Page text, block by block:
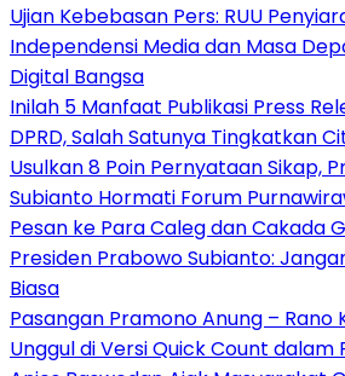
Ujian Kebebasan Pers: RUU
Independensi Media dan Masa
Digital Bangsa
Inilah 5 Manfaat Publikasi Press
DPRD, Salah Satunya Tingkatkan
Usulkan 8 Poin Pernyataan Sikap,
Subianto Hormati Forum
Pesan ke Para Caleg dan Cakada
Presiden Prabowo Subianto:
Biasa
Pasangan Pramono Anung –
Unggul di Versi Quick Count dalam